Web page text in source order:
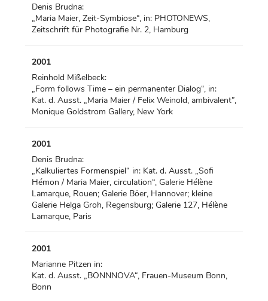
Denis Brudna:
„Maria Maier, Zeit-Symbiose“, in: PHOTONEWS,
Zeitschrift für Photografie Nr. 2, Hamburg
2001
Reinhold Mißelbeck:
„Form follows Time – ein permanenter Dialog“, in:
Kat. d. Ausst. „Maria Maier / Felix Weinold, ambivalent”,
Monique Goldstrom Gallery, New York
2001
Denis Brudna:
„Kalkuliertes Formenspiel“ in: Kat. d. Ausst. „Sofi
Hémon / Maria Maier, circulation“, Galerie Hélène
Lamarque, Rouen; Galerie Böer, Hannover; kleine
Galerie Helga Groh, Regensburg; Galerie 127, Hélène
Lamarque, Paris
2001
Marianne Pitzen in:
Kat. d. Ausst. „BONNNOVA“, Frauen-Museum Bonn,
Bonn